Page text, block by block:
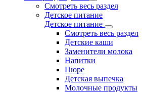
Смотреть весь раздел
Детское питание
Детское питание
Смотреть весь раздел
Детские каши
Заменители молока
Напитки
Пюре
Детская выпечка
Молочные продукты